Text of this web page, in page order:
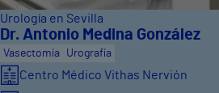
Urología en Sevilla
Dr. Antonio Medina González
Vasectomía Urografía
Centro Médico Vithas Nervión